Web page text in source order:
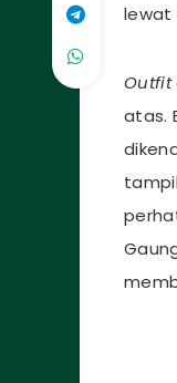
lewat
Outfit
atas.